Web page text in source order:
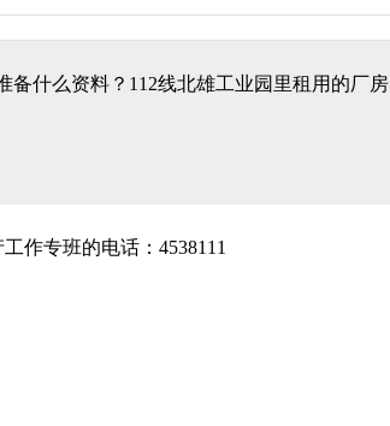
备什么资料？112线北雄工业园里租用的厂
作专班的电话：4538111